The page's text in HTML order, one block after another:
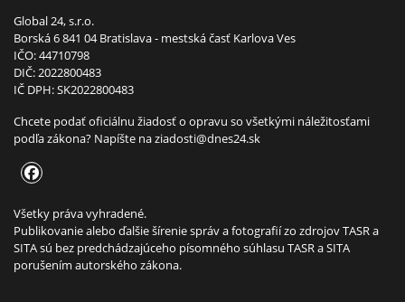
Global 24, s.r.o.
Borská 6 841 04 Bratislava - mestská časť Karlova Ves
IČO: 44710798
DIČ: 2022800483
IČ DPH: SK2022800483
Chcete podať oficiálnu žiadosť o opravu so všetkými náležitosťami
podľa zákona? Napíšte naziadosti@dnes24.sk
Všetky práva vyhradené.
Publikovanie alebo ďalšie šírenie správ a fotografií zo zdrojov TASR a
SITA sú bez predchádzajúceho písomného súhlasu TASR a SITA
porušením autorského zákona.